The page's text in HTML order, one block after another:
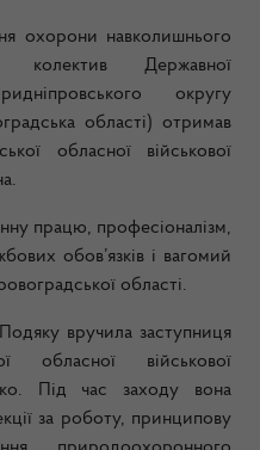
охорони навколишнього
колектив Державної
округу
області) отримав
обласної військової
працю, професіоналізм,
обов’язків і вагомий
області.
вручила заступниця
обласної військової
Під час заходу вона
за роботу, принципову